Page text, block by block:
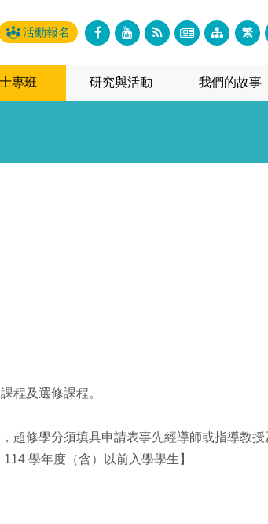
活動報名 繁
專班 研究與活動 我們的故事
程及選修課程。
超修學分須填具申請表事先經導師或指導教
學年度（含）以前入學學生】